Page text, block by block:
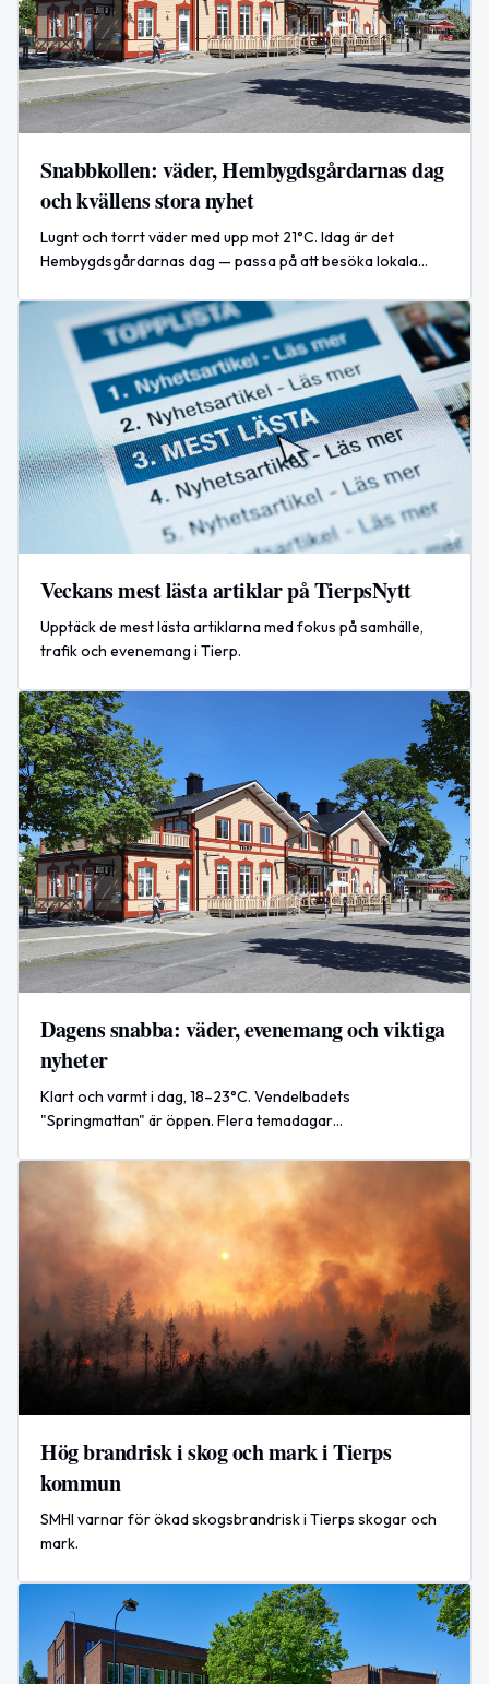
Snabbkollen: väder, Hembygdsgårdarnas dag
och kvällens stora nyhet
Lugnt och torrt väder med upp mot 21°C. Idag är det
Hembygdsgårdarnas dag — passa på att besöka lokala
Veckans mest lästa artiklar på TierpsNytt
Upptäck de mest lästa artiklarna med fokus på samhälle,
trafik och evenemang i Tierp.
Dagens snabba: väder, evenemang och viktiga
nyheter
Klart och varmt i dag, 18–23°C. Vendelbadets
"Springmattan" är öppen. Flera temadagar
Hög brandrisk i skog och mark i Tierps
kommun
SMHI varnar för ökad skogsbrandrisk i Tierps skogar och
mark.